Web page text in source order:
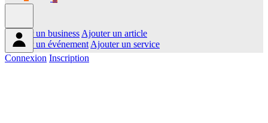
Ajouter un business Ajouter un article
Ajouter un événement Ajouter un service
Connexion Inscription